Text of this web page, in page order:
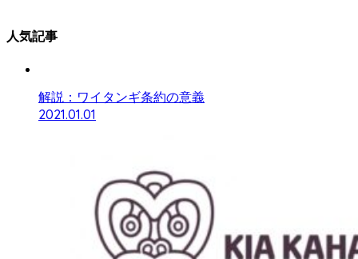
人気記事
解説：ワイタンギ条約の意義
2021.01.01